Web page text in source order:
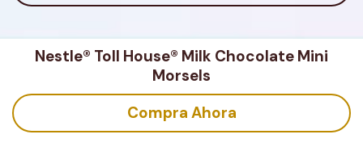
Nestle® Toll House® Milk Chocolate Mini
Morsels
Compra Ahora